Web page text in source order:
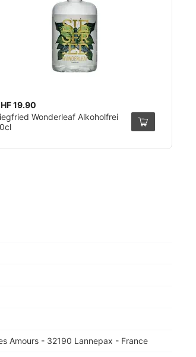
19.90
Wonderleaf Alkoholfrei
Amours - 32190 Lannepax - France